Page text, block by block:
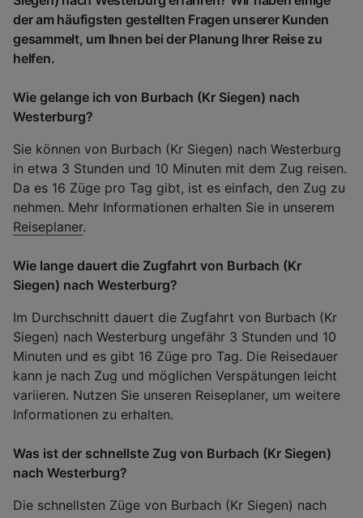
der am häufigsten gestellten Fragen unserer Kunden
gesammelt, um Ihnen bei der Planung Ihrer Reise zu
helfen.
Wie gelange ich von Burbach (Kr Siegen) nach
Westerburg?
Sie können von Burbach (Kr Siegen) nach Westerburg
in etwa 3 Stunden und 10 Minuten mit dem Zug reisen.
Da es 16 Züge pro Tag gibt, ist es einfach, den Zug zu
nehmen. Mehr Informationen erhalten Sie in unserem
Reiseplaner.
Wie lange dauert die Zugfahrt von Burbach (Kr
Siegen) nach Westerburg?
Im Durchschnitt dauert die Zugfahrt von Burbach (Kr
Siegen) nach Westerburg ungefähr 3 Stunden und 10
Minuten und es gibt 16 Züge pro Tag. Die Reisedauer
kann je nach Zug und möglichen Verspätungen leicht
variieren. Nutzen Sie unseren Reiseplaner, um weitere
Informationen zu erhalten.
Was ist der schnellste Zug von Burbach (Kr Siegen)
nach Westerburg?
Die schnellsten Züge von Burbach (Kr Siegen) nach